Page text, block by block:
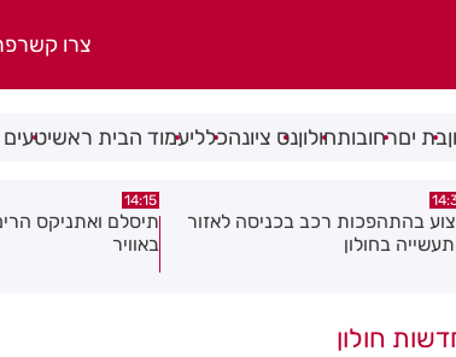
צרו קשר
בת יםרחובותחולוןנס ציונהכלליעמוד הבית ראשי
ואתניקס הרימו את חולון
13:05
פצוע בתאונת אופנוע
חולון